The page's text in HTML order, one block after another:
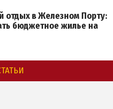
отдых в Железном Порту:
бюджетное жилье на